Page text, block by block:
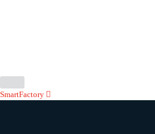
SmartFactory